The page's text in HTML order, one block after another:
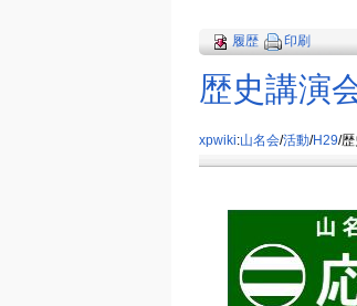
履歴 印刷
歴史講演
xpwiki:山名会/活動/H29/